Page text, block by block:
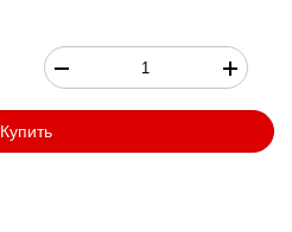
Купить